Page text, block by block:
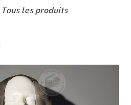
Tous les produits